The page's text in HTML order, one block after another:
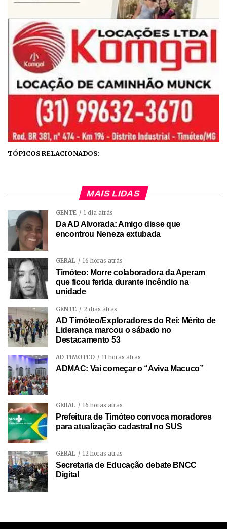
TÓPICOS RELACIONADOS:
MAIS LIDAS
GENTE 1 dia atrás
Da AD Alvorada: Amigo disse que
encontrou Neneza extubada
GERAL 16 horas atrás
Timóteo: Morre colaboradora da Aperam
que ficou ferida durante incêndio na
unidade
GENTE 2 dias atrás
AD Timóteo/Exploradores do Rei: Mérito de
Liderança marcou o sábado no
Destacamento 53
AD TIMÓTEO 11 horas atrás
ADMAC: Vai começar o “Aviva Macuco”
GERAL 16 horas atrás
Prefeitura de Timóteo convoca moradores
para atualização cadastral no SUS
GERAL 12 horas atrás
Secretaria de Educação debate BNCC
Digital